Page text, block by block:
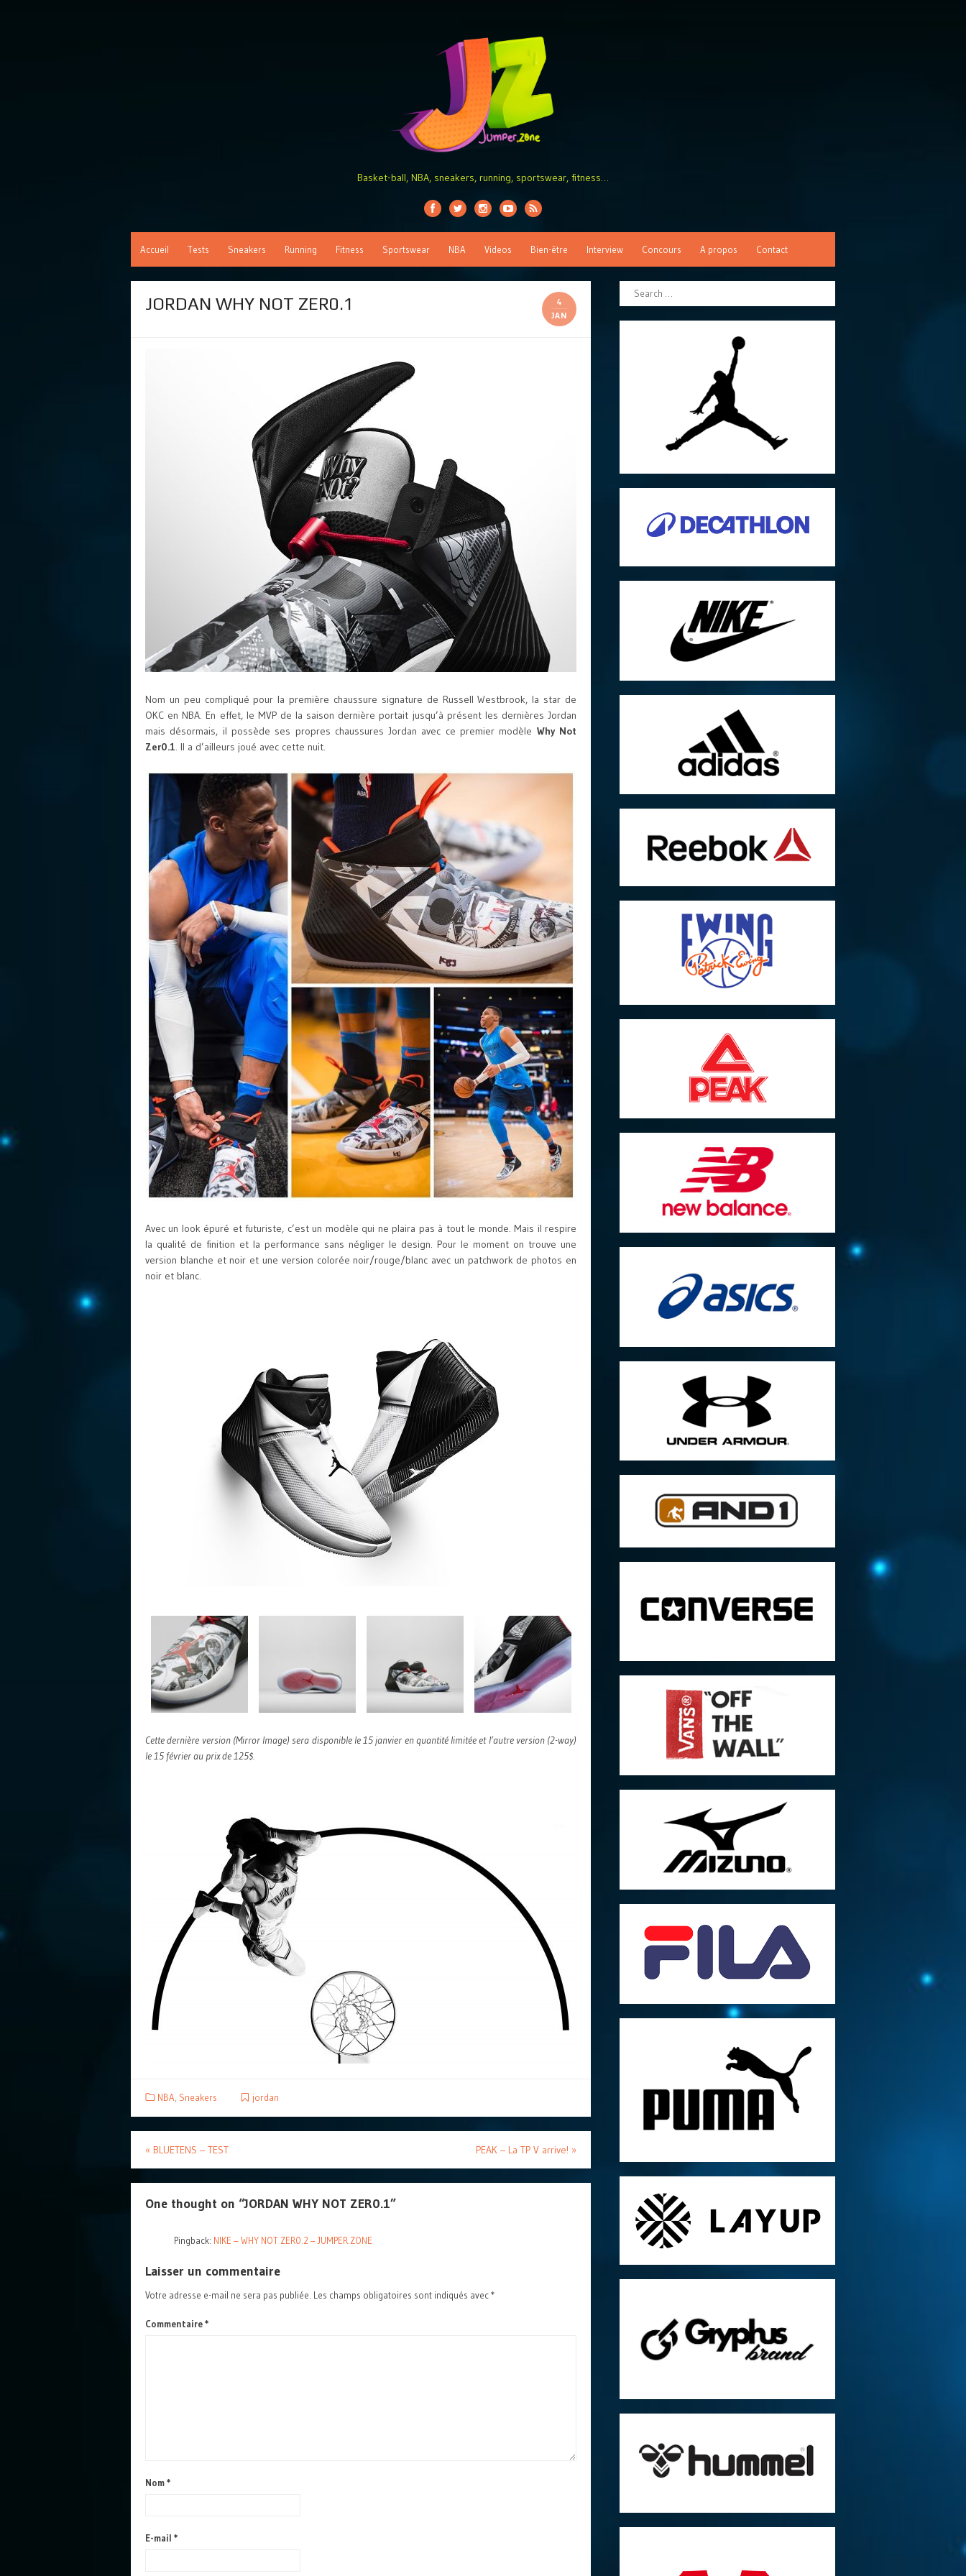
Basket-ball, NBA, sneakers, running, sportswear, fitness…
Accueil Tests Sneakers Running Fitness Sportswear NBA Videos Bien-être Interview Concours A propos Contact
JORDAN WHY NOT ZER0.1
4
JAN
Nom un peu compliqué pour la première chaussure signature de Russell Westbrook, la star de
OKC en NBA. En effet, le MVP de la saison dernière portait jusqu’à présent les dernières Jordan
mais désormais, il possède ses propres chaussures Jordan avec ce premier modèle Why Not
Zer0.1. Il a d’ailleurs joué avec cette nuit.
Avec un look épuré et futuriste, c’est un modèle qui ne plaira pas à tout le monde. Mais il respire
la qualité de finition et la performance sans négliger le design. Pour le moment on trouve une
version blanche et noir et une version colorée noir/rouge/blanc avec un patchwork de photos en
noir et blanc.
Cette dernière version (Mirror Image) sera disponible le 15 janvier en quantité limitée et l’autre version (2-way)
le 15 février au prix de 125$.
NBA, Sneakers jordan
« BLUETENS – TEST PEAK – La TP V arrive! »
One thought on “JORDAN WHY NOT ZER0.1”
Pingback: NIKE – WHY NOT ZER0.2 – JUMPER.ZONE
Laisser un commentaire
Votre adresse e-mail ne sera pas publiée. Les champs obligatoires sont indiqués avec*
Commentaire*
Nom*
E-mail *